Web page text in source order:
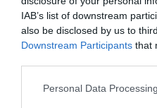
IAB’s list of downstream
also be disclosed by us to
Downstream Participants that
Please note that this website/
Personal Data
28.01.2026 - 12:23